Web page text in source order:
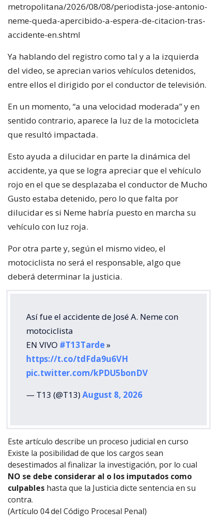
metropolitana/2026/08/08/periodista-jose-antonio-
neme-queda-apercibido-a-espera-de-citacion-tras-
accidente-en.shtml
Ya hablando del registro como tal y a la izquierda
del video, se aprecian varios vehículos detenidos,
entre ellos el dirigido por el conductor de televisión.
En un momento, “a una velocidad moderada” y en
sentido contrario, aparece la luz de la motocicleta
que resultó impactada.
Esto ayuda a dilucidar en parte la dinámica del
accidente, ya que se logra apreciar que el vehículo
rojo en el que se desplazaba el conductor de Mucho
Gusto estaba detenido, pero lo que falta por
dilucidar es si Neme habría puesto en marcha su
vehículo con luz roja.
Por otra parte y, según el mismo video, el
motociclista no será el responsable, algo que
deberá determinar la justicia.
Así fue el accidente de José A. Neme con
motociclista
EN VIVO #T13Tarde»
https://t.co/tdFda9u6VH
pic.twitter.com/kPDU5bonDV
— T13 (@T13)August 8, 2026
Este artículo describe un proceso judicial en curso
Existe la posibilidad de que los cargos sean
desestimados al finalizar la investigación, por lo cual
NO se debe considerar al o los imputados como
culpables hasta que la Justicia dicte sentencia en su
contra.
(Artículo 04 del Código Procesal Penal)